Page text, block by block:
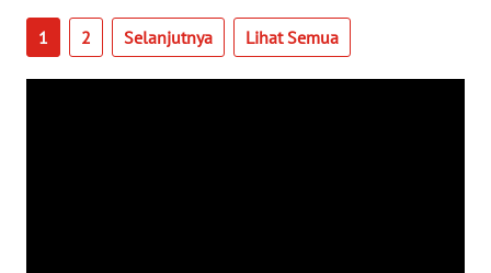
1 2 Selanjutnya Lihat Semua
WN